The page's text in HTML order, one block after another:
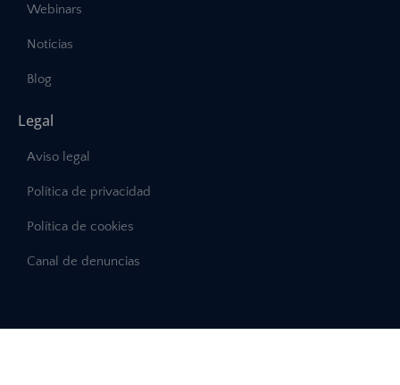
Webinars
Noticias
Blog
Legal
Aviso legal
Política de privacidad
Política de cookies
Canal de denuncias